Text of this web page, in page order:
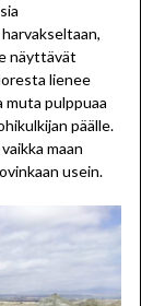
näyttävät
lienee
muta pulppuaa
päälle.
maan
usein.